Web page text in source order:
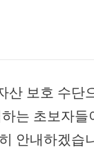
보호 수단
는 초보자
안내하겠습